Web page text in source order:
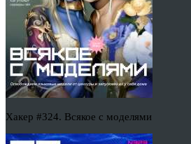
Хакер #324. Всякое с моделями